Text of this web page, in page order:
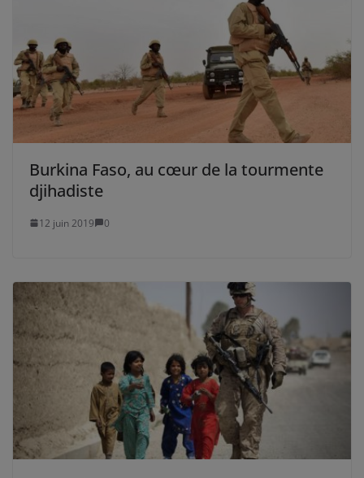
Burkina Faso, au cœur de la tourmente
djihadiste
12 juin 2019 0